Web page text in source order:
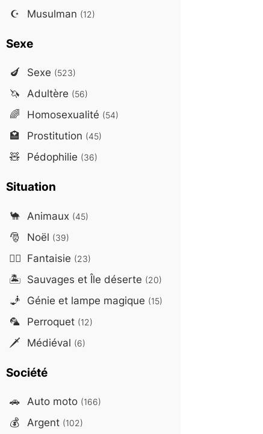
☪️ Musulman (12)
Sexe
🍆 Sexe (523)
🦄 Adultère (56)
🌈 Homosexualité (54)
🏩 Prostitution (45)
🧸 Pédophilie (36)
Situation
🐪 Animaux (45)
🎅 Noël (39)
🧙‍♂️ Fantaisie (23)
🏝️ Sauvages et Île déserte (20)
🧞 Génie et lampe magique (15)
🦜 Perroquet (12)
🗡️ Médiéval (6)
Société
🚗 Auto moto (166)
💰 Argent (102)